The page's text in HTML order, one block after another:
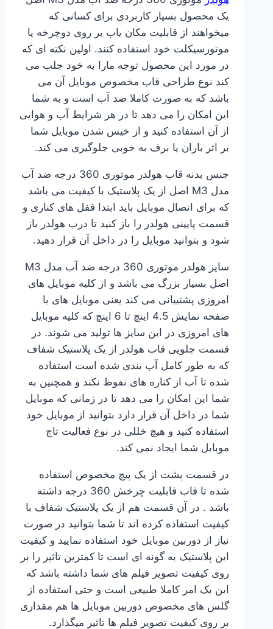
950000 تومان
بود.
750000 تومان
است.
یک محصول بسیار کاربردی برای کسانی که
میخواهند از قابلیت مکان یاب بر روی دوچرخه یا
موتورسیکلت خود استفاده کنند. اولین نکته ای که
در مورد این محصول توجه مارا به خود جلب می
کند نوع طراحی قاب مخصوص موبایل آن می
باشد که به صورت کاملا ضد آب است و به شما
این امکان را می دهد تا در هر شرایط آب و هوایی
از آن استفاده کنید و از خیس شدن موبایل شما
بر اثر باران یا برف به خوبی جلوگیری می کند.
جنس بدنه قاب هولدر موتوری 360 درجه ضد آب
مدل M3 اصل از یک پلاستیک با کیفیت می باشد
که برای اتصال موبایل باید ابتدا قفل های کناری و
قسمت پایینی هولدر را باز کنید تا درب هولدر باز
شود و بتوانید موبایل را در داخل آن قرار دهید.
سایز هولدر موتوری 360 درجه ضد آب مدل M3
اصل بسیار بزرگ می باشد و از کلیه موبایل های
امروزی پشتیبانی می کند یعنی موبایل های با
صفحه نمایش 4.5 اینچ تا 6 اینچ که کلیه موبایل
های امروزی در این سایز ها تولید می شوند. در
قسمت جلویی قاب هولدر از یک پلاستیک شفاف
که به طور کامل آب بندی شده است استفاده
شده تا آب از کناره های نفوظ نکند و همچنین به
شما این امکان را می دهد تا در زمانی که موبایل
شما در داخل آن قرار دارد بتوانید از موبایل خود
استفاده کنید و هیچ خللی در نوع فعالیت تاچ
موبایل شما ایجاد نمی کند.
در قسمت پشت از یک پیچ مخصوص استفاده
شده تا قاب قابلیت چرخش 360 درجه داشته
باشد . در آن قسمت هم از یک پلاستیک شفاف با
کیفیت استفاده کرده اند تا شما بتوانید در صورت
نیاز از دوربین موبایل خود استفاده نمایید و کیفیت
این پلاستیک به گونه ای است تا کمترین تاثیر را بر
روی کیفیت تصویر فیلم های شما داشته باشد که
این یک امر کاملا طبیعی است و حتی استفاده از
گلس های مخصوص دوربین موبایل ها هم مقداری
بر روی کیفیت تصویر فیلم ها تاثیر میگذارد.